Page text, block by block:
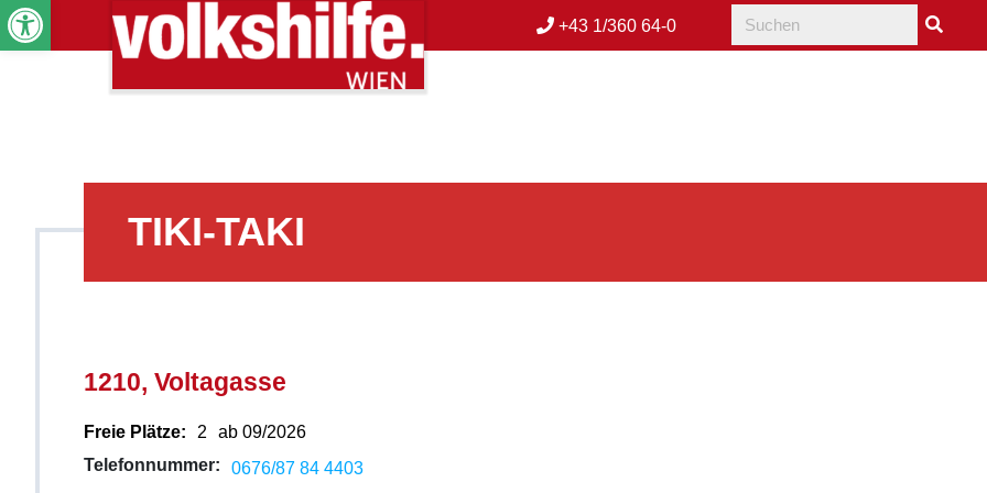
+43 1/360 64-0
TIKI-TAKI
1210, Voltagasse
Freie Plätze: 2
ab 09/2026
Telefonnummer:
0676/87 84 4403